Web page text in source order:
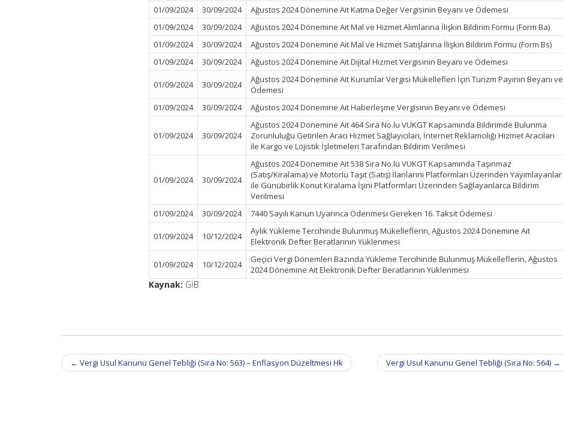
01/09/2024
30/09/2024
Ağustos 2024 Dönemine Ait Katma Değer Vergisinin Beyanı ve Ödemesi
01/09/2024
30/09/2024
Ağustos 2024 Dönemine Ait Mal ve Hizmet Alımlarına İlişkin Bildirim Formu (Form Ba)
01/09/2024
30/09/2024
Ağustos 2024 Dönemine Ait Mal ve Hizmet Satışlarına İlişkin Bildirim Formu (Form Bs)
01/09/2024
30/09/2024 Ağustos 2024 Dönemine Ait Dijital Hizmet Vergisinin Beyanı ve Ödemesi
01/09/2024 30/09/2024
Ağustos 2024 Dönemine Ait Kurumlar Vergisi Mükellefleri İçin Turizm Payının Beyanı ve
Ödemesi
01/09/2024
30/09/2024 Ağustos 2024 Dönemine Ait Haberleşme Vergisinin Beyanı ve Ödemesi
01/09/2024 30/09/2024
Ağustos 2024 Dönemine Ait 464 Sıra No.lu VUKGT Kapsamında Bildirimde Bulunma
Zorunluluğu Getirilen Aracı Hizmet Sağlayıcıları, İnternet Reklamcılığı Hizmet Aracıları
ile Kargo ve Lojistik İşletmeleri Tarafından Bildirim Verilmesi
01/09/2024 30/09/2024
Ağustos 2024 Dönemine Ait 538 Sıra No.lu VUKGT Kapsamında Taşınmaz
(Satış/Kiralama) ve Motorlu Taşıt (Satış) İlanlarını Platformları Üzerinden Yayımlayanlar
ile Günübirlik Konut Kiralama İşini Platformları Üzerinden Sağlayanlarca Bildirim
Verilmesi
01/09/2024
30/09/2024 7440 Sayılı Kanun Uyarınca Ödenmesi Gereken 16. Taksit Ödemesi
01/09/2024 10/12/2024
Aylık Yükleme Tercihinde Bulunmuş Mükelleflerin, Ağustos 2024 Dönemine Ait
Elektronik Defter Beratlarının Yüklenmesi
01/09/2024 10/12/2024
Geçici Vergi Dönemleri Bazında Yükleme Tercihinde Bulunmuş Mükelleflerin, Ağustos
2024 Dönemine Ait Elektronik Defter Beratlarının Yüklenmesi
Kaynak: GİB
Post
navigation
← Vergi Usul Kanunu Genel Tebliği (Sıra No: 563) – Enflasyon Düzeltmesi Hk Vergi Usul Kanunu Genel Tebliği (Sıra No: 564) →